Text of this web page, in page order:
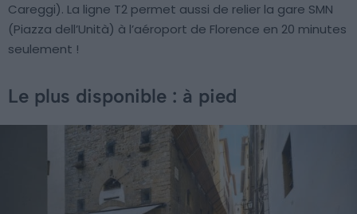
Careggi). La ligne T2 permet aussi de relier la gare SMN
(Piazza dell’Unità) à l’aéroport de Florence en 20 minutes
seulement !
Le plus disponible : à pied